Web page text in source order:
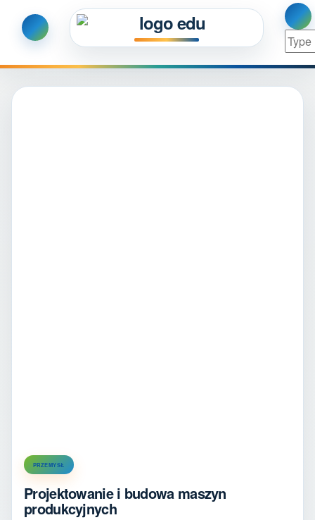
PRZEMYSŁ
Projektowanie i budowa maszyn
produkcyjnych